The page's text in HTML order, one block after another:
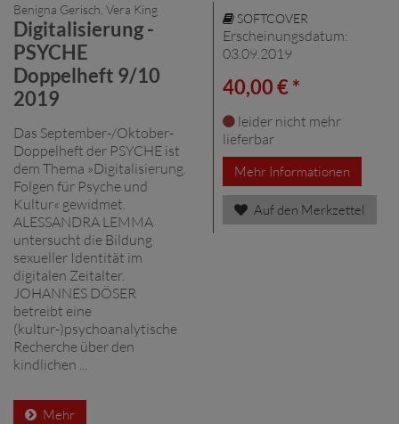
Benigna Gerisch, Vera King
Digitalisierung -
PSYCHE
Doppelheft 9/10
2019
Das September-/Oktober-
Doppelheft der PSYCHE ist
dem Thema »Digitalisierung.
Folgen für Psyche und
Kultur« gewidmet.
ALESSANDRA LEMMA
untersucht die Bildung
sexueller Identität im
digitalen Zeitalter.
JOHANNES DÖSER
betreibt eine
(kultur-)psychoanalytische
Recherche über den
kindlichen ...
Mehr
SOFTCOVER
Erscheinungsdatum:
03.09.2019
40,00 € *
leider nicht mehr
lieferbar
Mehr Informationen
Auf den Merkzettel